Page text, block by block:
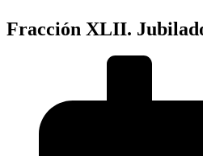
Fracción XLII.